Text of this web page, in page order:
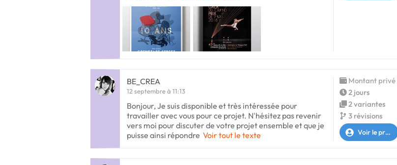
BE_CREA
12 septembre à 11:13
Bonjour, Je suis disponible et très intéressée pour
travailler avec vous pour ce projet. N'hésitez pas revenir
vers moi pour discuter de votre projet ensemble et que je
puisse ainsi répondre Voir tout le texte
Montant privé
2 jours
2 variantes
3 révisions
Voir le profil